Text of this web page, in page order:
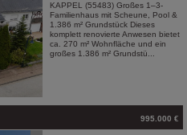
KAPPEL (55483) Großes 1–3-
Familienhaus mit Scheune, Pool &
1.386 m² Grundstück Dieses
komplett renovierte Anwesen bietet
ca. 270 m² Wohnfläche und ein
großes 1.386 m² Grundstü...
995.000 €